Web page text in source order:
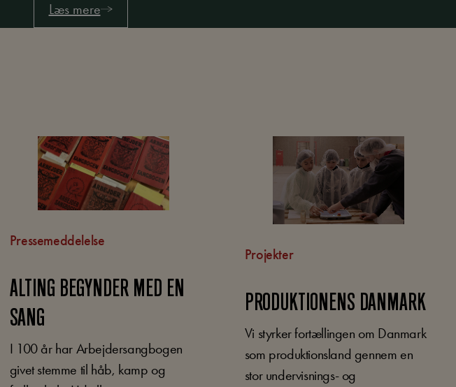
Læs mere
Pressemeddelelse
ALTING BEGYNDER MED EN
SANG
I 100 år har Arbejdersangbogen
givet stemme til håb, kamp og
Projekter
PRODUKTIONENS DANMARK
Vi styrker fortællingen om Danmark
som produktionsland gennem en
stor undervisnings- og